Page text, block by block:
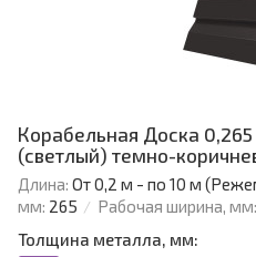
Корабельная Доска 0,265
(светлый) темно-
Длина: От 0,2 м - по 10 м
мм: 265 Рабочая ширина, мм:
Толщина металла, мм: